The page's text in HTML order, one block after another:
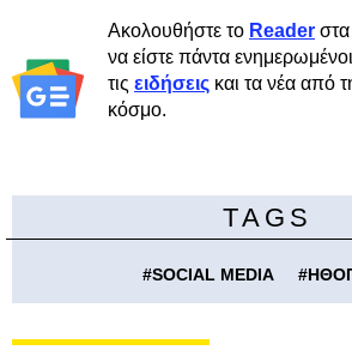
Ακολουθήστε το Reader στα
να είστε πάντα
τις ειδήσεις και τα νέα από
κόσμο.
TAGS
#SOCIAL MEDIA #